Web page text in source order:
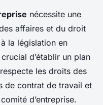
nécessite une
affaires et du droit
la législation en
d’établir un plan
les droits des
de contrat de travail et
d’entreprise.